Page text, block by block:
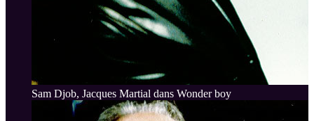
Sam Djob, Jacques Martial dans Wonder boy